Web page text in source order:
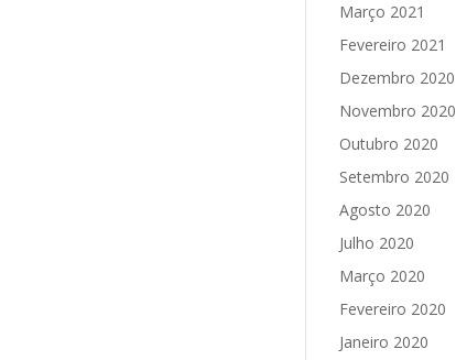
Março 2021
Fevereiro 2021
Dezembro 2020
Novembro 2020
Outubro 2020
Setembro 2020
Agosto 2020
Julho 2020
Março 2020
Fevereiro 2020
Janeiro 2020